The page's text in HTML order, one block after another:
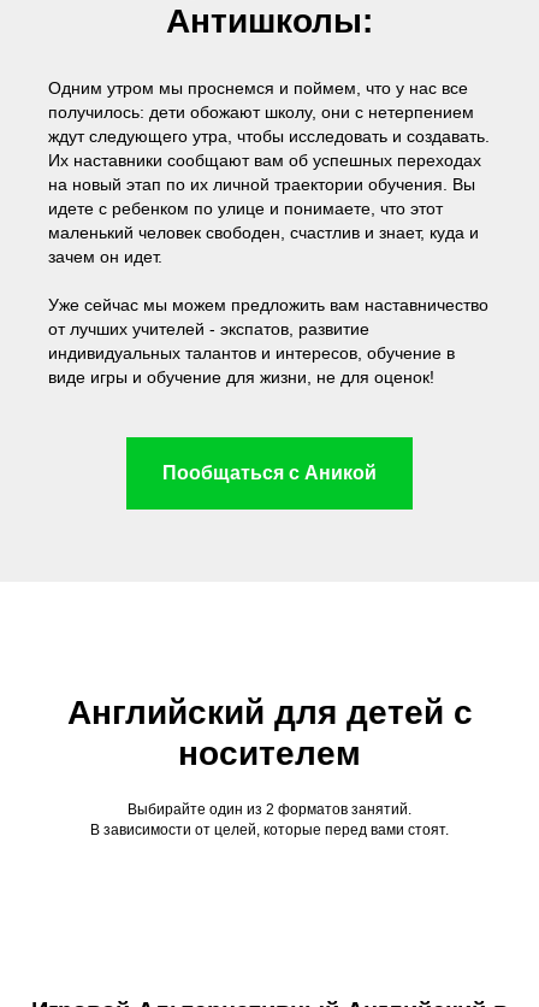
Антишколы:
Одним утром мы проснемся и поймем, что у нас все
получилось: дети обожают школу, они с нетерпением
ждут следующего утра, чтобы исследовать и создавать.
Их наставники сообщают вам об успешных переходах
на новый этап по их личной траектории обучения. Вы
идете с ребенком по улице и понимаете, что этот
маленький человек свободен, счастлив и знает, куда и
зачем он идет.
Уже сейчас мы можем предложить вам наставничество
от лучших учителей - экспатов, развитие
индивидуальных талантов и интересов, обучение в
виде игры и обучение для жизни, не для оценок!
Пообщаться с Аникой
Английский для детей с
носителем
Выбирайте один из 2 форматов занятий.
В зависимости от целей, которые перед вами стоят.